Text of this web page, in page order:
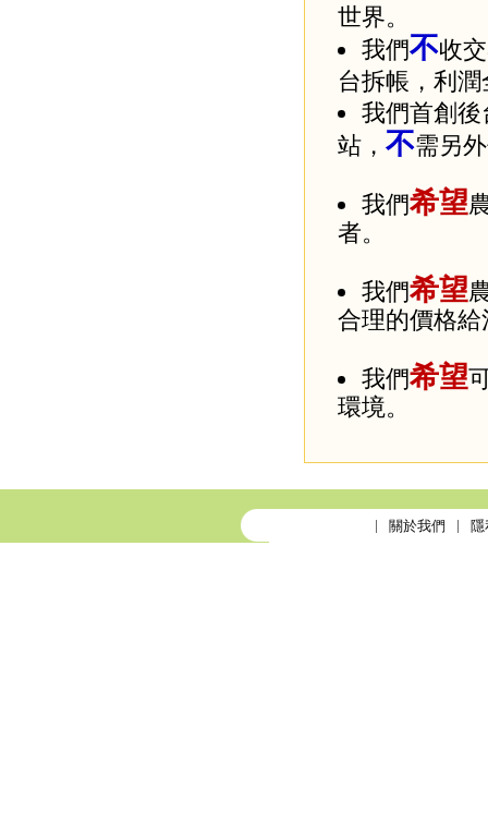
世界。
我們不收
台拆帳，利
我們首創
站， 不需另
我們希望
者。
我們希望
合理的價格給
我們希望
環境。
關於我們